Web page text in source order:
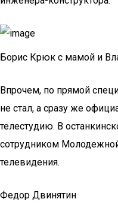
Борис Крюк с мамой и
Впрочем, по прямой
не стал, а сразу же
телестудию. В
сотрудником
телевидения.
Федор Двинятин